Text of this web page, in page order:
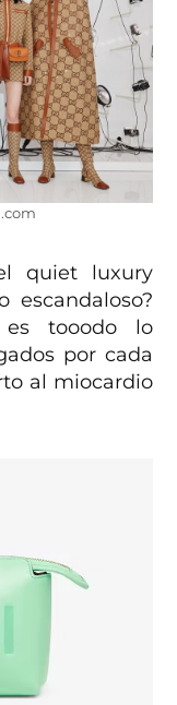
quiet luxury
escandaloso?
es tooodo lo
por cada
al miocardio